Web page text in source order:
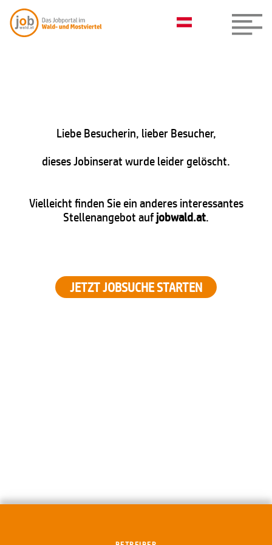
Liebe Besucherin, lieber Besucher,
dieses Jobinserat wurde leider gelöscht.
Vielleicht finden Sie ein anderes interessantes
Stellenangebot aufjobwald.at.
JETZT JOBSUCHE STARTEN